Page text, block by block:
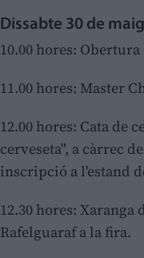
Dissabte 30 de maig
10.00 hores:
11.00 hores: Master
12.00 hores: Cata de
cerveseta", a càrrec
inscripció a l'estand
12.30 hores: Xaranga
Rafelguaraf a la fira.